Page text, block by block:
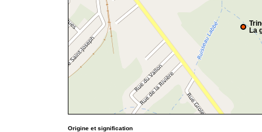
La
Origine et signification